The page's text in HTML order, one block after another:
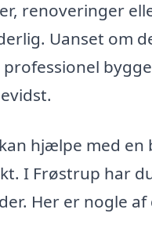
renoveringer
Uanset om
hjælpe med
I Frøstrup har
Her er nogle